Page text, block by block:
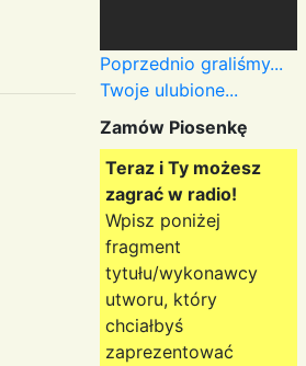
Poprzednio graliśmy...
Twoje ulubione...
Zamów Piosenkę
Teraz i Ty możesz
zagrać w radio!
Wpisz poniżej
fragment
tytułu/wykonawcy
utworu, który
chciałbyś
zaprezentować